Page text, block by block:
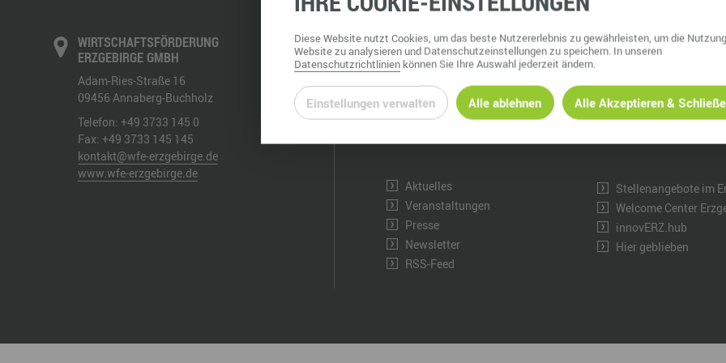
Ausstellungsflächen mieten
Veranstaltungsmanagement
Marke ERZGEBIRGE
Strategie Erzgebirge - Gedacht. Gemacht.
Gewerberäume mieten
Veranstaltungsmanagement
Wanderwege Radrouten
Wegewarte
Loipennetz
WIRTSCHAFTSFÖRDERUNG
ERZGEBIRGE GMBH
Adam-Ries-Straße 16
09456 Annaberg-Buchholz
Telefon: +49 3733 145 0
Fax: +49 3733 145 145
kontakt@wfe-erzgebirge.de
www.wfe-erzgebirge.de
INFORMATION
Über uns
Ansprechpartner & Kontakt
Wir bei LinkedIn
Aktuelles
Veranstaltungen
Presse
Newsletter
RSS-Feed
Stellenangebote im
Welcome Center
innovERZ.hub
Hier geblieben
DieseWebsite nutzt Cookies, um das beste Nutzererlebnis zu gewährleisten, um die
Websitezu analysieren und Datenschutzeinstellungen zu speichern. In unseren
Datenschutzrichtlinien können Sie Ihre Auswahl jederzeit ändern.
Einstellungen verwalten Alle ablehnen Alle Akzeptieren &